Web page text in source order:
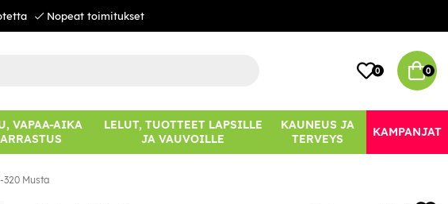
Nopeat toimitukset
0 0
VAPAA-AIKA
LELUT, TUOTTEET LAPSILLE
JA VAUVOILLE
KAUNEUS JA
TERVEYS
KAMPANJAT
320 Musta